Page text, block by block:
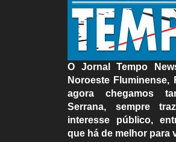
O Jornal Tempo
Noroeste
agora chegamos
Serrana, sempre
interesse público,
que há de melhor para